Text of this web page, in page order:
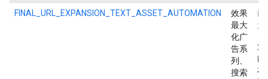
FINAL_URL_EXPANSION_TEXT_ASSET_AUTOMATION
效果
最大
化广
告系
列、
搜索
已
为
注
能
材